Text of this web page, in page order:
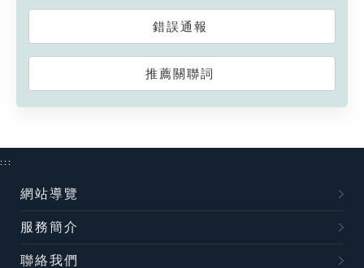
錯誤通報
推薦關聯詞
:::
網站導覽
服務簡介
聯絡我們